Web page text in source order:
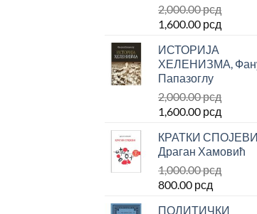
2,000.00рсд
Оригинална
је
била:
2,000.00 рсд.
1,600.00 рсд
ИСТОРИЈА
ХЕЛЕНИЗМА,
Папазоглу
2,000.00рсд
Оригинална
је
била:
2,000.00 рсд.
1,600.00 рсд
је:
КРАТКИ
Драган Хамовић
1,000.00рсд
Оригинална
800.00 рсд
ПОЛИТИЧКИ